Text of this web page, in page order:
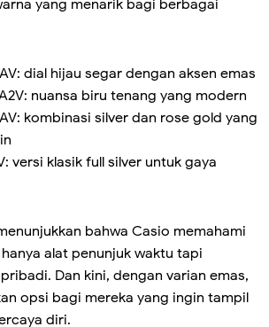
yang menarik bagi berbagai
dial hijau segar dengan aksen emas
nuansa biru tenang yang modern
kombinasi silver dan rose gold yang
versi klasik full silver untuk gaya
bahwa Casio memahami
alat penunjuk waktu tapi
Dan kini, dengan varian emas,
opsi bagi mereka yang ingin tampil
diri.